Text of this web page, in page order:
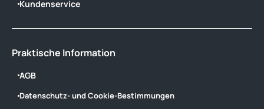
Kundenservice
Praktische Information
AGB
Datenschutz- und Cookie-Bestimmungen